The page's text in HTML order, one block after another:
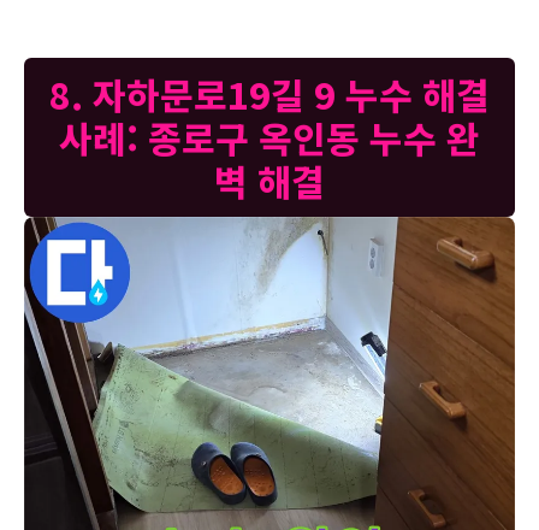
8. 자하문로19길 9 누수 해결
사례: 종로구 옥인동 누수 완
벽 해결